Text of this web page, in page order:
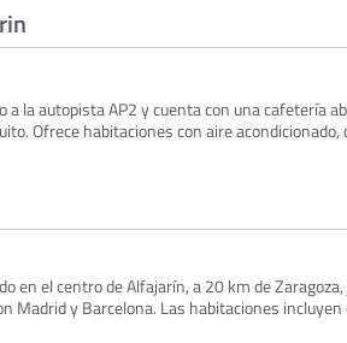
a la autopista AP2 y cuenta con una cafetería
Ofrece habitaciones con aire acondicionado,
en el centro de Alfajarín, a 20 km de
Madrid y Barcelona. Las habitaciones incluyen